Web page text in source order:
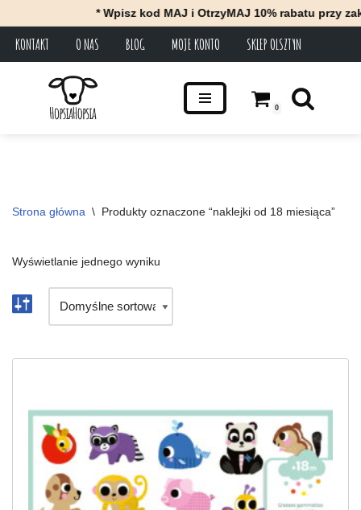
* Wpisz kod MAJ i OtrzyMAJ 10% rabatu przy
KONTAKT O NAS BLOG MOJE KONTO SKLEP OLSZTYN
0
Strona główna \ Produkty oznaczone “naklejki od 18 miesiąca”
Wyświetlanie jednego wyniku